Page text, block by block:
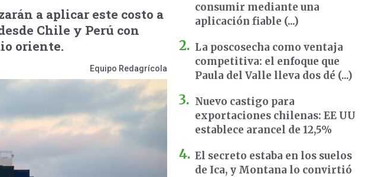
a aplicar este costo a
Chile y Perú con
oriente.
Equipo Redagrícola
consumir mediante una
aplicación fiable (...)
La poscosecha como ventaja
competitiva: el enfoque que
Paula del Valle lleva dos dé (...)
Nuevo castigo para
exportaciones chilenas: EE UU
establece arancel de 12,5%
El secreto estaba en los suelos
de Ica, y Montana lo convirtió